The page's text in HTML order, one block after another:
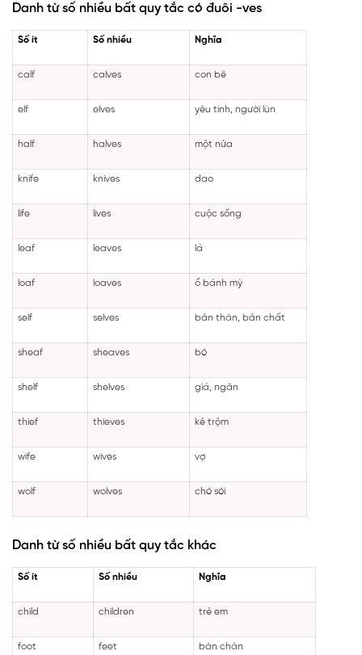
Danh từ số nhiều bất quy tắc có đuôi -ves
Số ít Số nhiều Nghĩa
calf calves con bê
elf elves yêu tinh, người lùn
half halves một nửa
knife knives dao
life lives cuộc sống
leaf leaves lá
loaf loaves ổ bánh mỳ
self selves bản thân, bản chất
sheaf sheaves bó
shelf shelves giá, ngăn
thief thieves kẻ trộm
wife wives vợ
wolf wolves chó sói
Danh từ số nhiều bất quy tắc khác
Số ít Số nhiều Nghĩa
child children trẻ em
foot feet bàn chân